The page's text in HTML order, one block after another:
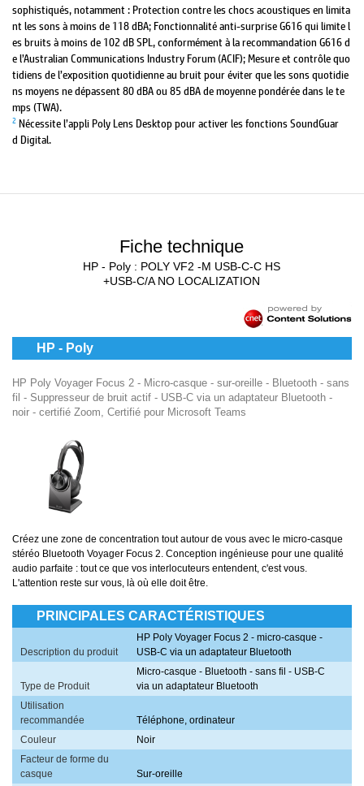
sophistiqués, notamment : Protection contre les chocs acoustiques en limita
nt les sons à moins de 118 dBA; Fonctionnalité anti-surprise G616 qui limite l
es bruits à moins de 102 dB SPL, conformément à la recommandation G616 d
e l’Australian Communications Industry Forum (ACIF); Mesure et contrôle quo
tidiens de l’exposition quotidienne au bruit pour éviter que les sons quotidie
ns moyens ne dépassent 80 dBA ou 85 dBA de moyenne pondérée dans le te
mps (TWA).
2 Nécessite l’appli Poly Lens Desktop pour activer les fonctions SoundGuar
d Digital.
Fiche technique
HP - Poly : POLY VF2 -M USB-C-C HS
+USB-C/A NO LOCALIZATION
HP - Poly
HP Poly Voyager Focus 2 - Micro-casque - sur-oreille - Bluetooth - sans
fil - Suppresseur de bruit actif - USB-C via un adaptateur Bluetooth -
noir - certifié Zoom, Certifié pour Microsoft Teams
Créez une zone de concentration tout autour de vous avec le micro-casque
stéréo Bluetooth Voyager Focus 2. Conception ingénieuse pour une qualité
audio parfaite : tout ce que vos interlocuteurs entendent, c'est vous.
L'attention reste sur vous, là où elle doit être.
PRINCIPALES CARACTÉRISTIQUES
Description du produit
HP Poly Voyager Focus 2 - micro-casque -
USB-C via un adaptateur Bluetooth
Type de Produit
Micro-casque - Bluetooth - sans fil - USB-C
via un adaptateur Bluetooth
Utilisation
recommandée
Téléphone, ordinateur
Couleur
Noir
Facteur de forme du
casque
Sur-oreille